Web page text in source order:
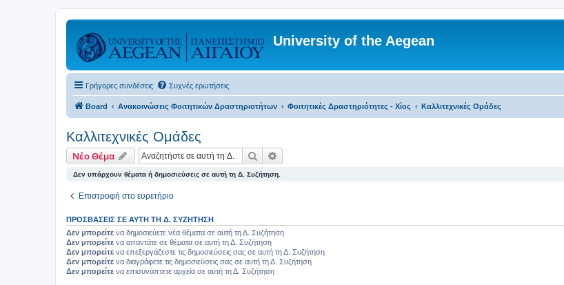
University of the Aegean
Γρήγορες συνδέσεις Συχνές ερωτήσεις
Board Ανακοινώσεις Φοιτητικών Δραστηριοτήτων Φοιτητικές Δραστηριότητες - Χίος Καλλιτεχνικές Ομάδες
Καλλιτεχνικές Ομάδες
Νέο Θέμα Αναζήτηση
Δεν υπάρχουν θέματα ή δημοσιεύσεις σε αυτή τη Δ. Συζήτηση.
Επιστροφή στο ευρετήριο
ΠΡΟΣΒΆΣΕΙΣ ΣΕ ΑΥΤΉ ΤΗ Δ. ΣΥΖΉΤΗΣΗ
Δεν μπορείτε να δημοσιεύετε νέα θέματα σε αυτή τη Δ. Συζήτηση
Δεν μπορείτε να απαντάτε σε θέματα σε αυτή τη Δ. Συζήτηση
Δεν μπορείτε να επεξεργάζεστε τις δημοσιεύσεις σας σε αυτή τη Δ. Συζήτηση
Δεν μπορείτε να διαγράφετε τις δημοσιεύσεις σας σε αυτή τη Δ. Συζήτηση
Δεν μπορείτε να επισυνάπτετε αρχεία σε αυτή τη Δ. Συζήτηση